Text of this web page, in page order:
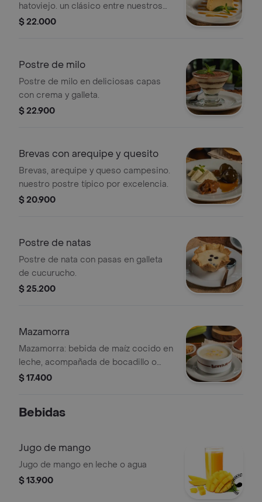
hatoviejo. un clásico entre nuestros
postres.
$ 22.000
Postre de milo
Postre de milo en deliciosas capas
con crema y galleta.
$ 22.900
Brevas con arequipe y quesito
Brevas, arequipe y queso campesino.
nuestro postre típico por excelencia.
$ 20.900
Postre de natas
Postre de nata con pasas en galleta
de cucurucho.
$ 25.200
Mazamorra
Mazamorra: bebida de maíz cocido en
leche, acompañada de bocadillo o
arequipe.
$ 17.400
Bebidas
Jugo de mango
Jugo de mango en leche o agua
$ 13.900